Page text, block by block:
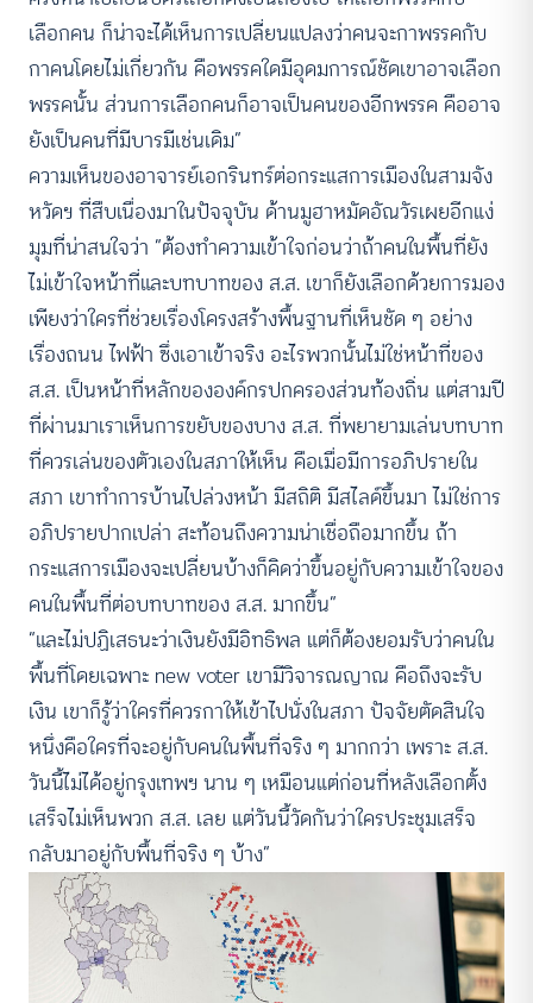
เลือกคน ก็น่าจะได้เห็นการเปลี่ยนแปลงว่าคนจะกาพรรคกับ
กาคนโดยไม่เกี่ยวกัน คือพรรคใดมีอุดมการณ์ชัดเขาอาจเลือก
พรรคนั้น ส่วนการเลือกคนก็อาจเป็นคนของอีกพรรค คืออาจ
ยังเป็นคนที่มีบารมีเช่นเดิม”
ความเห็นของอาจารย์เอกรินทร์ต่อกระแสการเมืองในสามจัง
หวัดฯ ที่สืบเนื่องมาในปัจจุบัน ด้านมูฮาหมัดอัณวัรเผยอีกแง่
มุมที่น่าสนใจว่า “ต้องทำความเข้าใจก่อนว่าถ้าคนในพื้นที่ยัง
ไม่เข้าใจหน้าที่และบทบาทของ ส.ส. เขาก็ยังเลือกด้วยการมอง
เพียงว่าใครที่ช่วยเรื่องโครงสร้างพื้นฐานที่เห็นชัด ๆ อย่าง
เรื่องถนน ไฟฟ้า ซึ่งเอาเข้าจริง อะไรพวกนั้นไม่ใช่หน้าที่ของ
ส.ส. เป็นหน้าที่หลักขององค์กรปกครองส่วนท้องถิ่น แต่สามปี
ที่ผ่านมาเราเห็นการขยับของบาง ส.ส. ที่พยายามเล่นบทบาท
ที่ควรเล่นของตัวเองในสภาให้เห็น คือเมื่อมีการอภิปรายใน
สภา เขาทำการบ้านไปล่วงหน้า มีสถิติ มีสไลด์ขึ้นมา ไม่ใช่การ
อภิปรายปากเปล่า สะท้อนถึงความน่าเชื่อถือมากขึ้น ถ้า
กระแสการเมืองจะเปลี่ยนบ้างก็คิดว่าขึ้นอยู่กับความเข้าใจของ
คนในพื้นที่ต่อบทบาทของ ส.ส. มากขึ้น”
“และไม่ปฏิเสธนะว่าเงินยังมีอิทธิพล แต่ก็ต้องยอมรับว่าคนใน
พื้นที่โดยเฉพาะ new voter เขามีวิจารณญาณ คือถึงจะรับ
เงิน เขาก็รู้ว่าใครที่ควรกาให้เข้าไปนั่งในสภา ปัจจัยตัดสินใจ
หนึ่งคือใครที่จะอยู่กับคนในพื้นที่จริง ๆ มากกว่า เพราะ ส.ส.
วันนี้ไม่ได้อยู่กรุงเทพฯ นาน ๆ เหมือนแต่ก่อนที่หลังเลือกตั้ง
เสร็จไม่เห็นพวก ส.ส. เลย แต่วันนี้วัดกันว่าใครประชุมเสร็จ
กลับมาอยู่กับพื้นที่จริง ๆ บ้าง”